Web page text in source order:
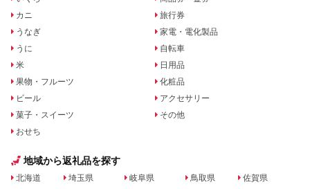
カニ
うなぎ
うに
米
果物・フルーツ
ビール
菓子・スイーツ
おせち
旅行券
家電・電化製品
自転車
日用品
化粧品
アクセサリー
その他
地域から返礼品を探す
北海道
埼玉県
岐阜県
鳥取県
佐賀県